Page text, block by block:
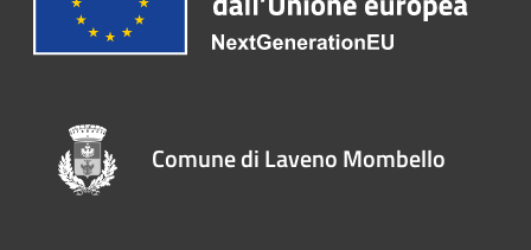
Comune di Laveno Mombello